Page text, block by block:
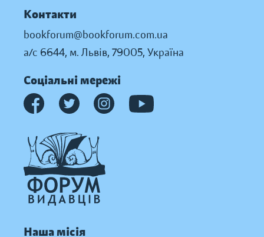
Контакти
bookforum@bookforum.com.ua
а/с 6644, м. Львів, 79005, Україна
Соціальні мережі
Наша місія